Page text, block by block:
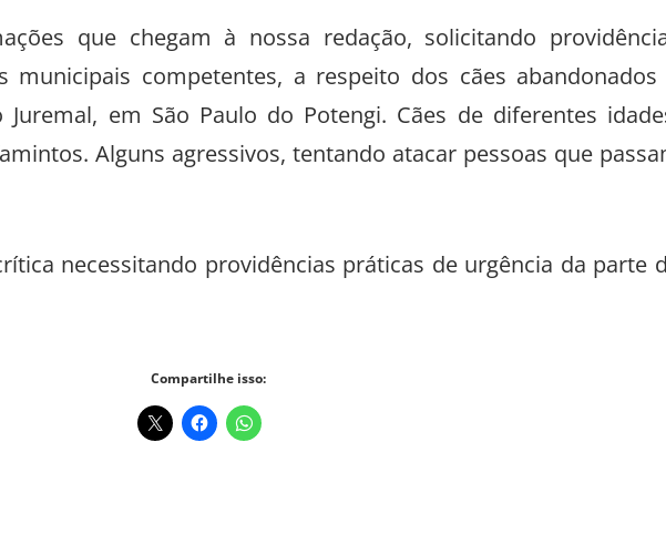
que chegam à nossa redação, solicitando
municipais competentes, a respeito dos cães abandonados
em São Paulo do Potengi. Cães de diferentes
Alguns agressivos, tentando atacar pessoas que
necessitando providências práticas de urgência da parte
Compartilhe isso: